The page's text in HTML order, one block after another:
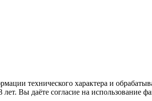
технического характера и
Вы даёте согласие на использование